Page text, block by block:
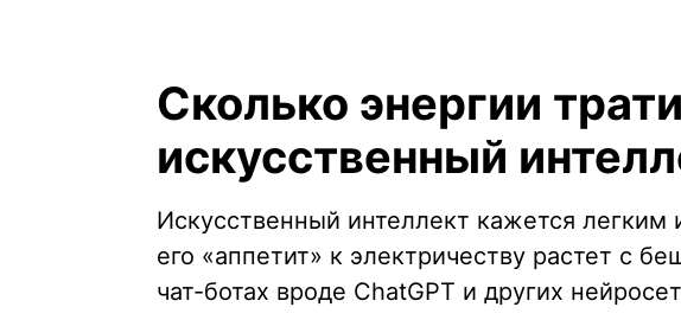
Сколько энергии
искусственный
Искусственный интеллект кажется
его «аппетит» к электричеству растет с
чат-ботах вроде ChatGPT и других